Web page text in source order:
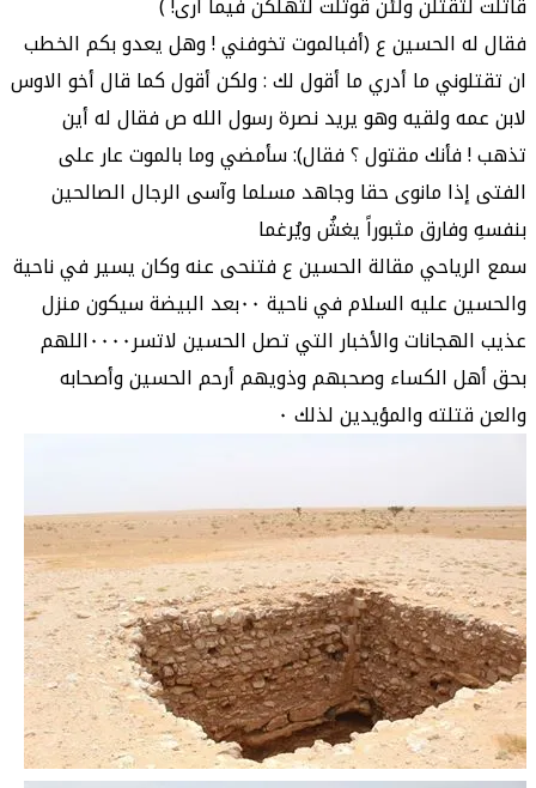
فقال له الحسين ع (أفبالموت تخوفني ! وهل يعدو بكم الخطب
ان تقتلوني ما أدري ما أقول لك : ولكن أقول كما قال أخو الاوس
لابن عمه ولقيه وهو يريد نصرة رسول الله ص فقال له أين
تذهب ! فأنك مقتول ؟ فقال): سأمضي وما بالموت عار على
الفتى إذا مانوى حقا وجاهد مسلما وآسى الرجال الصالحين
بنفسهِ وفارق مثبوراً يغشُ ويُرغما
سمع الرياحي مقالة الحسين ع فتنحى عنه وكان يسير في ناحية
والحسين عليه السلام في ناحية ٠٠بعد البيضة سيكون منزل
عذيب الهجانات والأخبار التي تصل الحسين لاتسر٠٠٠٠اللهم
بحق أهل الكساء وصحبهم وذويهم أرحم الحسين وأصحابه
والعن قتلته والمؤيدين لذلك ٠